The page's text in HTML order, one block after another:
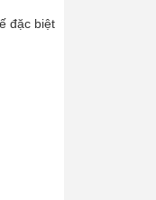
đặc biệt